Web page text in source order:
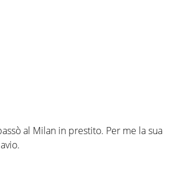
al Milan in prestito. Per me la sua